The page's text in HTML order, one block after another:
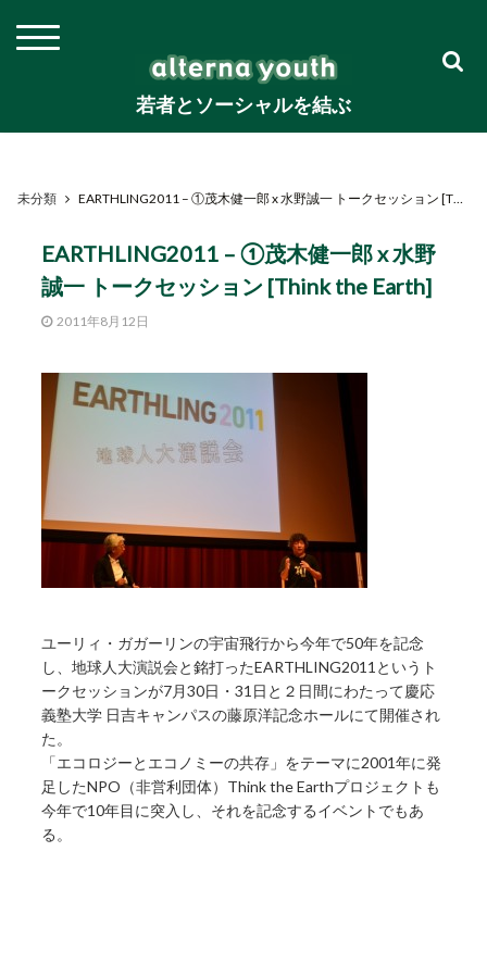
若者とソーシャルを結ぶ
未分類 EARTHLING2011 – ①茂木健一郎 x 水野誠一 トークセッション [Think the Earth]
EARTHLING2011 – ①茂木健一郎 x 水野
誠一 トークセッション [Think the Earth]
2011年8月12日
ユーリィ・ガガーリンの宇宙飛行から今年で50年を記念
し、地球人大演説会と銘打ったEARTHLING2011というト
ークセッションが7月30日・31日と２日間にわたって慶応
義塾大学 日吉キャンパスの藤原洋記念ホールにて開催され
た。
「エコロジーとエコノミーの共存」をテーマに2001年に発
足したNPO（非営利団体）Think the Earthプロジェクトも
今年で10年目に突入し、それを記念するイベントでもあ
る。